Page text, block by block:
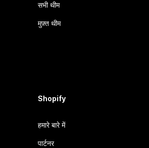
सभी थीम
मुफ़्त थीम
Shopify
हमारे बारे में
पार्टनर